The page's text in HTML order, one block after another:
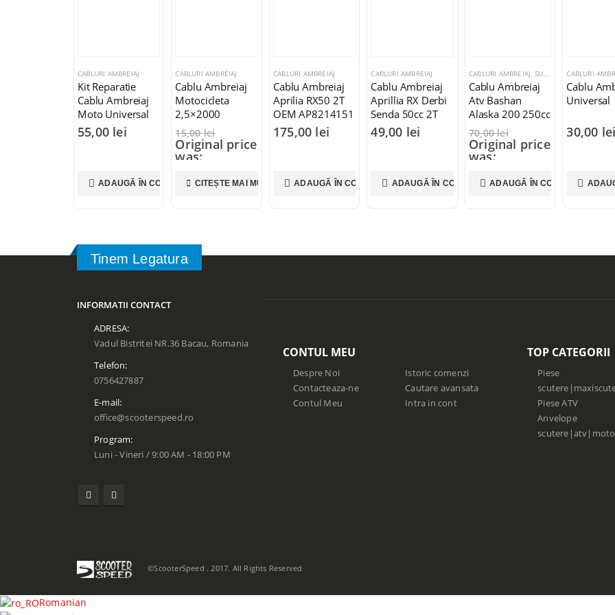
CABLURI AMBREIAJ
Kit Reparatie
Cablu Ambreiaj
Moto Universal
55,00 lei
ADAUGĂ ÎN COȘ
CABLURI AMBREIAJ
Cablu Ambreiaj
Motocicleta
2,5×2000
15,00lei
Original price
was:
12,00lei
Current price
CITEȘTE MAI MULT
CABLURI AMBREIAJ
Cablu Ambreiaj
Aprilia RX50 2T
OEM AP8214151
175,00 lei
ADAUGĂ ÎN COȘ
CABLURI AMBREIAJ
Cablu Ambreiaj
Aprillia RX Derbi
Senda 50cc 2T
2006 >
49,00 lei
ADAUGĂ ÎN COȘ
CABLURI AMBREIAJ, SUSPENSIE DIRECTIE SI FRANARE
Cablu Ambreiaj
Atv Bashan
Alaska 200 250cc
70,00lei
Original price
was:
45,00lei
ADAUGĂ ÎN COȘ
CABLURI
Cablu
Universal
30,00 lei
Tinem Legatura
INFORMATII CONTACT
ADRESA:
Vadul Bistritei NR.36 Bacau, Romania
Telefon:
0756427887
E-mail:
office@scooterspeed.ro
Program:
Luni - Vineri / 9:00 AM - 18:00 PM
CONTUL MEU
Despre Noi
Contacteaza-ne
Contul Meu
Istoric comenzi
Cautare avansata
Intra in cont
TOP CATEGORII
Piese
Piese ATV
Anvelope
©ScooterSpeed . 2017. All Rights Reserved
Romanian